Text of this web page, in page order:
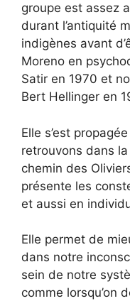
groupe est assez
durant l’antiquité
indigènes avant
Moreno en
Satir en 1970 et
Bert Hellinger en
Elle s’est
retrouvons dans
chemin des
présente les
et aussi en
Elle permet de
dans notre
sein de notre
comme lorsqu’on